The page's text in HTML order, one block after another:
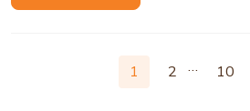
1 2 … 10